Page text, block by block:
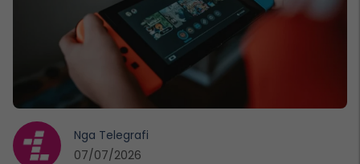
Nga Telegrafi
07/07/2026